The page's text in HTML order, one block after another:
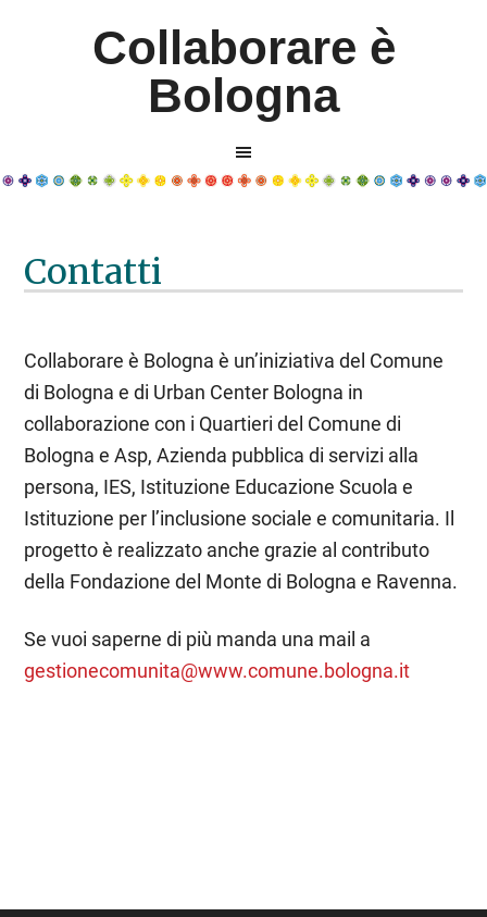
Collaborare è
Bologna
Contatti
Collaborare è Bologna è un’iniziativa del Comune
di Bologna e di Urban Center Bologna in
collaborazione con i Quartieri del Comune di
Bologna e Asp, Azienda pubblica di servizi alla
persona, IES, Istituzione Educazione Scuola e
Istituzione per l’inclusione sociale e comunitaria. Il
progetto è realizzato anche grazie al contributo
della Fondazione del Monte di Bologna e Ravenna.
Se vuoi saperne di più manda una mail a
gestionecomunita@www.comune.bologna.it